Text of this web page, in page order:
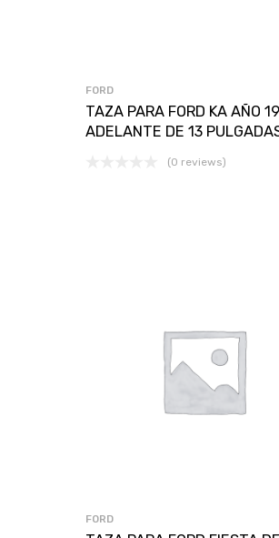
FORD
TAZA PARA FORD KA AÑO
ADELANTE DE 13
(0 reviews)
FORD